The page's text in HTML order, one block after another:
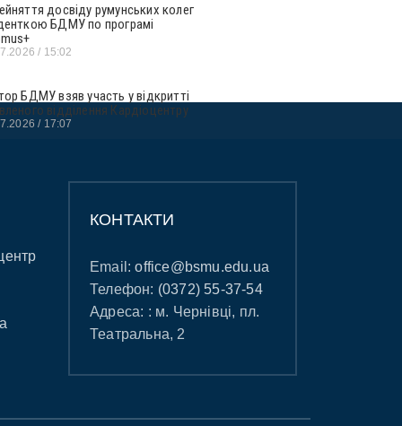
досвіду румунських колег
БДМУ по програмі
15:02
БДМУ взяв участь у відкритті
відділення Кардіоцентру
17:07
КОНТАКТИ
Email:office@bsmu.edu.ua
Телефон: (0372) 55-37-54
Адреса: : м. Чернівці, пл.
Театральна, 2